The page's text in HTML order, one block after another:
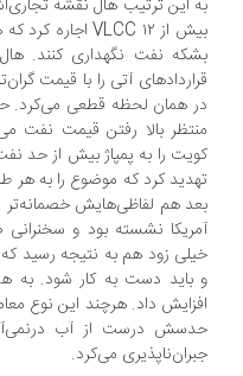
این ترتیب هال نقشه تجاری‌اش را
نفت نگهداری کنند. هال
آتی را با قیمت گران‌تری
بالا رفتن قیمت نفت
را به پمپاژ بیش از حد نفت خام
کرد که موضوع را به هر
هم لفاظی‌هایش خصمانه‌تر شد.
نشسته بود و سخنرانی صدام
زود هم به نتیجه رسید که خطر
دست به کار شود. به همین
داد. هرچند این نوع معامله
درست از آب درنمی‌آمد و
می‌کرد.